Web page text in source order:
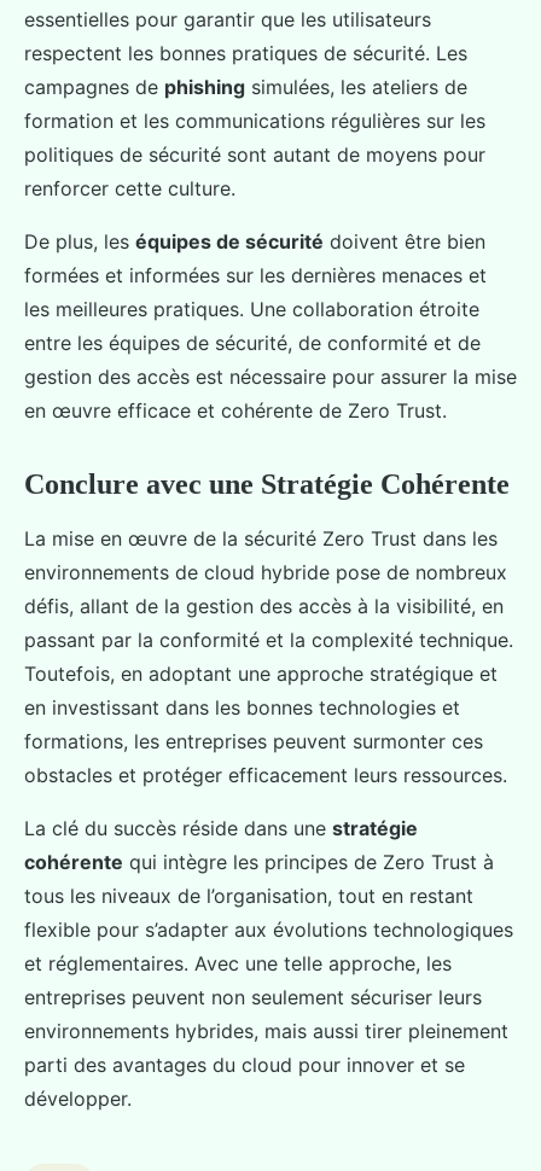
essentielles pour garantir que les utilisateurs
respectent les bonnes pratiques de sécurité. Les
campagnes de phishing simulées, les ateliers de
formation et les communications régulières sur les
politiques de sécurité sont autant de moyens pour
renforcer cette culture.
De plus, les équipes de sécurité doivent être bien
formées et informées sur les dernières menaces et
les meilleures pratiques. Une collaboration étroite
entre les équipes de sécurité, de conformité et de
gestion des accès est nécessaire pour assurer la mise
en œuvre efficace et cohérente de Zero Trust.
Conclure avec une Stratégie Cohérente
La mise en œuvre de la sécurité Zero Trust dans les
environnements de cloud hybride pose de nombreux
défis, allant de la gestion des accès à la visibilité, en
passant par la conformité et la complexité technique.
Toutefois, en adoptant une approche stratégique et
en investissant dans les bonnes technologies et
formations, les entreprises peuvent surmonter ces
obstacles et protéger efficacement leurs ressources.
La clé du succès réside dans une stratégie
cohérente qui intègre les principes de Zero Trust à
tous les niveaux de l’organisation, tout en restant
flexible pour s’adapter aux évolutions technologiques
et réglementaires. Avec une telle approche, les
entreprises peuvent non seulement sécuriser leurs
environnements hybrides, mais aussi tirer pleinement
parti des avantages du cloud pour innover et se
développer.